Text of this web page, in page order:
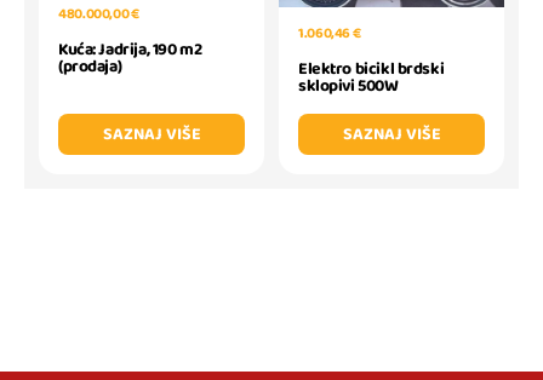
480.000,00 €
Kuća: Jadrija, 190 m2
(prodaja)
SAZNAJ VIŠE
1.060,46 €
Elektro bicikl brdski
sklopivi 500W
SAZNAJ VIŠE